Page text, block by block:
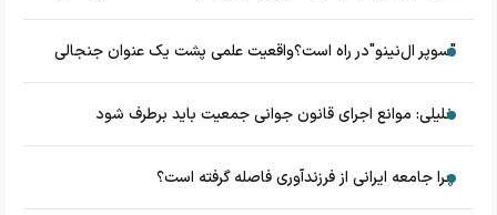
"سوپر ال‌نینو"در راه است؟واقعیت علمی پشت یک عنوان جنجالی
خلیلی: موانع اجرای قانون جوانی جمعیت باید برطرف شود
چرا جامعه ایرانی از فرزندآوری فاصله گرفته است؟